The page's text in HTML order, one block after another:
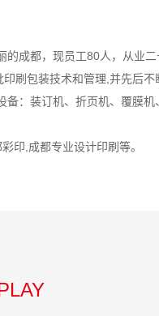
的成都，现员工80人，从业
刷包装技术和管理,并先后
：装订机、折页机、覆膜
印,成都专业设计印刷等。